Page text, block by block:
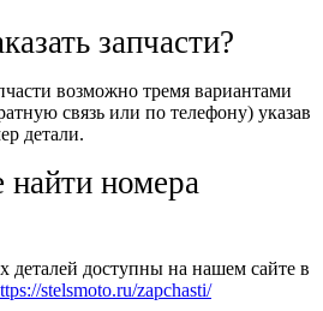
запчасти?
возможно тремя вариантами
связь или по телефону) указав
детали.
номера
деталей доступны на нашем сайте в
stelsmoto.ru/zapchasti/